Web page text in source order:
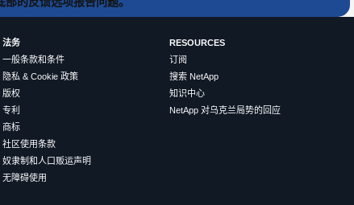
法务
一般条款和条件
隐私 & Cookie 政策
版权
专利
商标
社区使用条款
奴隶制和人口贩运声明
无障碍使用
RESOURCES
订阅
搜索 NetApp
知识中心
NetApp 对乌克兰局势的回应